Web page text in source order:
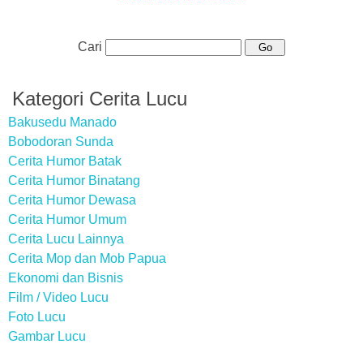
Cari
Kategori Cerita Lucu
Bakusedu Manado
Bobodoran Sunda
Cerita Humor Batak
Cerita Humor Binatang
Cerita Humor Dewasa
Cerita Humor Umum
Cerita Lucu Lainnya
Cerita Mop dan Mob Papua
Ekonomi dan Bisnis
Film / Video Lucu
Foto Lucu
Gambar Lucu